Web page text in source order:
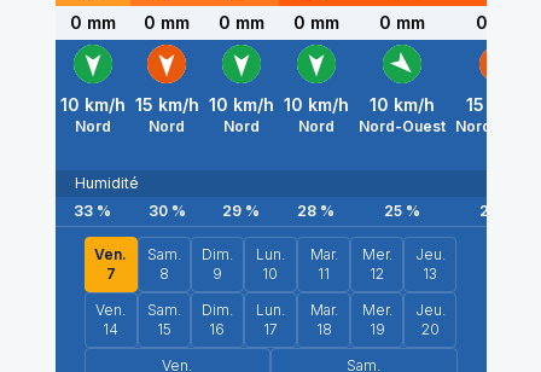
0 mm
0 mm 0 mm 0 mm 0 mm 0 mm
10 km/h
Nord
15 km/h
Nord
10 km/h
Nord
10 km/h
Nord
10 km/h
Nord-Ouest
15
Nord-Ouest
Humidité
33 % 30% 29 % 28 % 25% 22
Ven.
7
Sam.
8
Dim.
9
Lun.
10
Mar.
11
Mer.
12
Jeu.
13
Ven.
14
Sam.
15
Dim.
16
Lun.
17
Mar.
18
Mer.
19
Jeu.
20
Ven.
Sam.